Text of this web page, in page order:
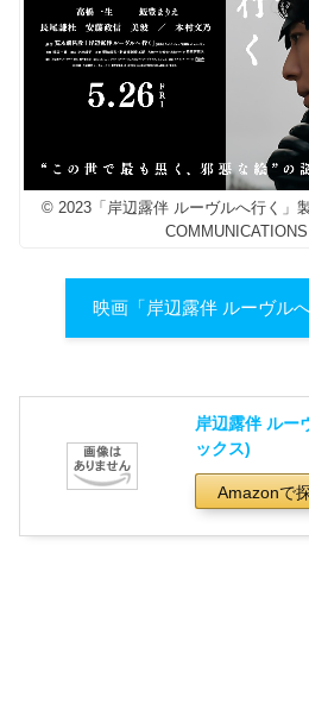
© 2023「岸辺露伴 ルーヴルへ行く」
映画「岸辺露伴 ルーヴル
岸辺露伴 ルー
ックス)
Amazonで